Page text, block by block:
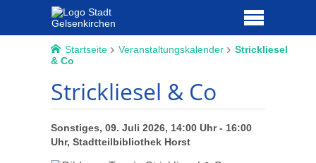
Startseite Veranstaltungskalender
Strickliesel
& Co
Strickliesel & Co
Sonstiges, 09. Juli 2026, 14:00 Uhr - 16:00
Uhr, Stadtteilbibliothek Horst